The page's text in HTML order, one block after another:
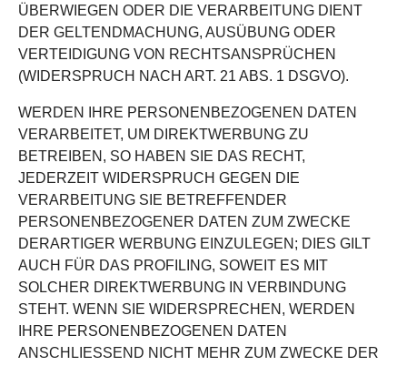
ÜBERWIEGEN ODER DIE VERARBEITUNG DIENT
DER GELTENDMACHUNG, AUSÜBUNG ODER
VERTEIDIGUNG VON RECHTSANSPRÜCHEN
(WIDERSPRUCH NACH ART. 21 ABS. 1 DSGVO).
WERDEN IHRE PERSONENBEZOGENEN DATEN
VERARBEITET, UM DIREKTWERBUNG ZU
BETREIBEN, SO HABEN SIE DAS RECHT,
JEDERZEIT WIDERSPRUCH GEGEN DIE
VERARBEITUNG SIE BETREFFENDER
PERSONENBEZOGENER DATEN ZUM ZWECKE
DERARTIGER WERBUNG EINZULEGEN; DIES GILT
AUCH FÜR DAS PROFILING, SOWEIT ES MIT
SOLCHER DIREKTWERBUNG IN VERBINDUNG
STEHT. WENN SIE WIDERSPRECHEN, WERDEN
IHRE PERSONENBEZOGENEN DATEN
ANSCHLIESSEND NICHT MEHR ZUM ZWECKE DER